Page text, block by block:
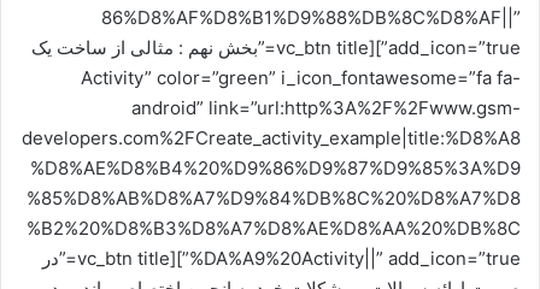
86%D8%AF%D8%B1%D9%88%DB%8C%D8%AF||”
add_icon=”true”][vc_btn title=”بخش نهم : مثالی از ساخت یک
Activity” color=”green” i_icon_fontawesome=”fa fa-
android” link=”url:http%3A%2F%2Fwww.gsm-
developers.com%2FCreate_activity_example|title:%D8%A8
%D8%AE%D8%B4%20%D9%86%D9%87%D9%85%3A%D9
%85%D8%AB%D8%A7%D9%84%DB%8C%20%D8%A7%D8
%B2%20%D8%B3%D8%A7%D8%AE%D8%AA%20%DB%8C
%DA%A9%20Activity||” add_icon=”true”][vc_btn title=”در